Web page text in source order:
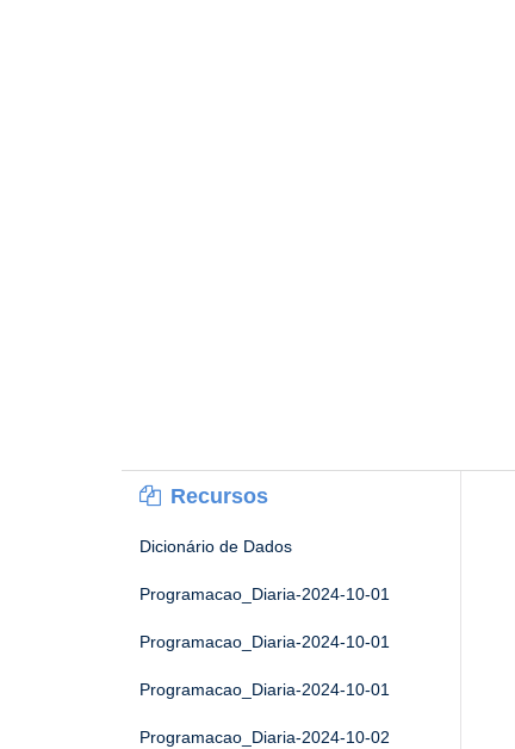
Recursos
Dicionário de Dados
Programacao_Diaria-2024-10-01
Programacao_Diaria-2024-10-01
Programacao_Diaria-2024-10-01
Programacao_Diaria-2024-10-02